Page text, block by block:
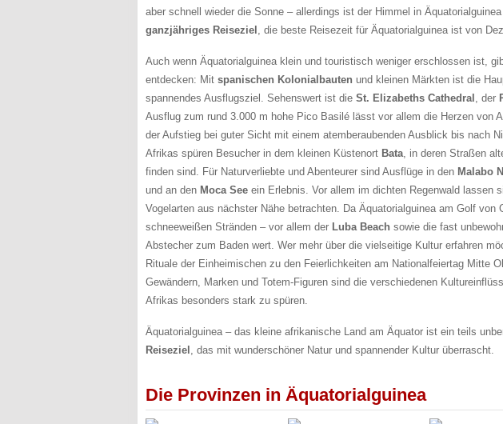
aber schnell wieder die Sonne – allerdings ist der Himmel in
ganzjähriges Reiseziel
, die beste Reisezeit für Äquatorialguinea ist von
Auch wenn Äquatorialguinea klein und touristisch weniger erschlossen ist,
entdecken: Mit spanischen Kolonialbauten und kleinen Märkten ist die
spannendes Ausflugsziel. Sehenswert ist die St. Elizabeths Cathedral , der
Ausflug zum rund 3.000 m hohe Pico Basilé lässt vor allem die Herzen von
der Aufstieg bei guter Sicht mit einem atemberaubenden Ausblick bis nach
Afrikas spüren Besucher in dem kleinen Küstenort Bata, in deren Straßen
finden sind. Für Naturverliebte und Abenteurer sind Ausflüge in den Malabo
und an den Moca See ein Erlebnis. Vor allem im dichten Regenwald lassen
Vogelarten aus nächster Nähe betrachten. Da Äquatorialguinea am Golf
schneeweißen Stränden – vor allem der Luba Beach sowie die fast
Abstecher zum Baden wert. Wer mehr über die vielseitige Kultur erfahren
Rituale der Einheimischen zu den Feierlichkeiten am Nationalfeiertag Mitte
Gewändern, Marken und Totem-Figuren sind die verschiedenen
Afrikas besonders stark zu spüren.
Äquatorialguinea – das kleine afrikanische Land am Äquator ist ein teils
Reiseziel , das mit wunderschöner Natur und spannender Kultur überrascht.
Die Provinzen in Äquatorialguinea